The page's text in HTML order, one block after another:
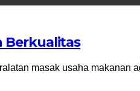
Berkualitas
masak usaha makanan